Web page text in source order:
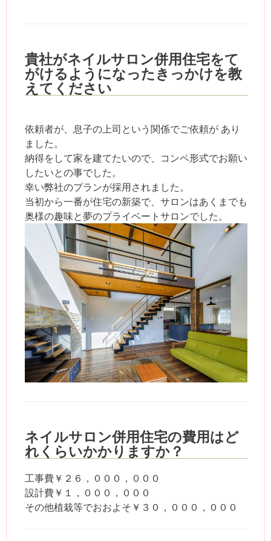
貴社がネイルサロン併用住宅をて
がけるようになったきっかけを教
えてください
依頼者が、息子の上司という関係でご依頼が あり
ました。
納得をして家を建てたいので、コンペ形式でお願い
したいとの事でした。
幸い弊社のプランが採用されました。
当初から一番が住宅の新築で、サロンはあくまでも
奥様の趣味と夢のプライベートサロンでした。
ネイルサロン併用住宅の費用はど
れくらいかかりますか？
工事費￥２６，０００，０００
設計費￥１，０００，０００
その他植栽等でおおよそ￥３０，０００，０００